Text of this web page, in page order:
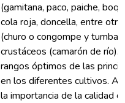
(gamitana, paco, paiche,
cola roja, doncella, entre
(churo o congompe y
crustáceos (camarón de río).
rangos óptimos de las
en los diferentes cultivos.
la importancia de la calidad